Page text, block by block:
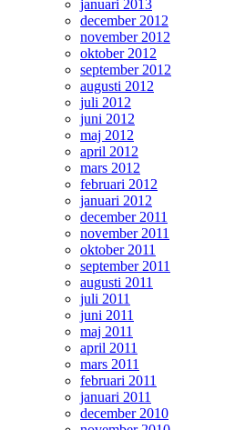
januari 2013
december 2012
november 2012
oktober 2012
september 2012
augusti 2012
juli 2012
juni 2012
maj 2012
april 2012
mars 2012
februari 2012
januari 2012
december 2011
november 2011
oktober 2011
september 2011
augusti 2011
juli 2011
juni 2011
maj 2011
april 2011
mars 2011
februari 2011
januari 2011
december 2010